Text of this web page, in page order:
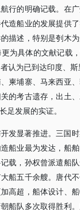
行的明确记载。在
造船业的发展提供
描述，特别是刳木
为具体的文献记载
认为已到达印度、
柬埔寨、马来西亚
的考古遗存，出土
足发展的实证。
发显著推进。三国
船业最为发达，船
载，孙权曾派遣船
船五千余艘。唐代
高超，船体设计、
船队多次取得胜利